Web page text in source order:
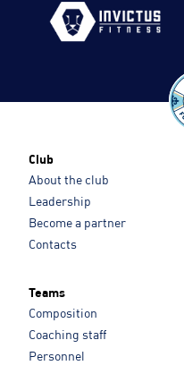
Club
About the club
Leadership
Become a partner
Contacts
Teams
Composition
Coaching staff
Personnel